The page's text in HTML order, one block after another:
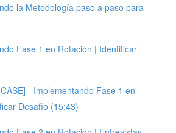
la Metodología paso a paso para
Fase 1 en Rotación | Identificar
- Implementando Fase 1 en
Desafío (15:43)